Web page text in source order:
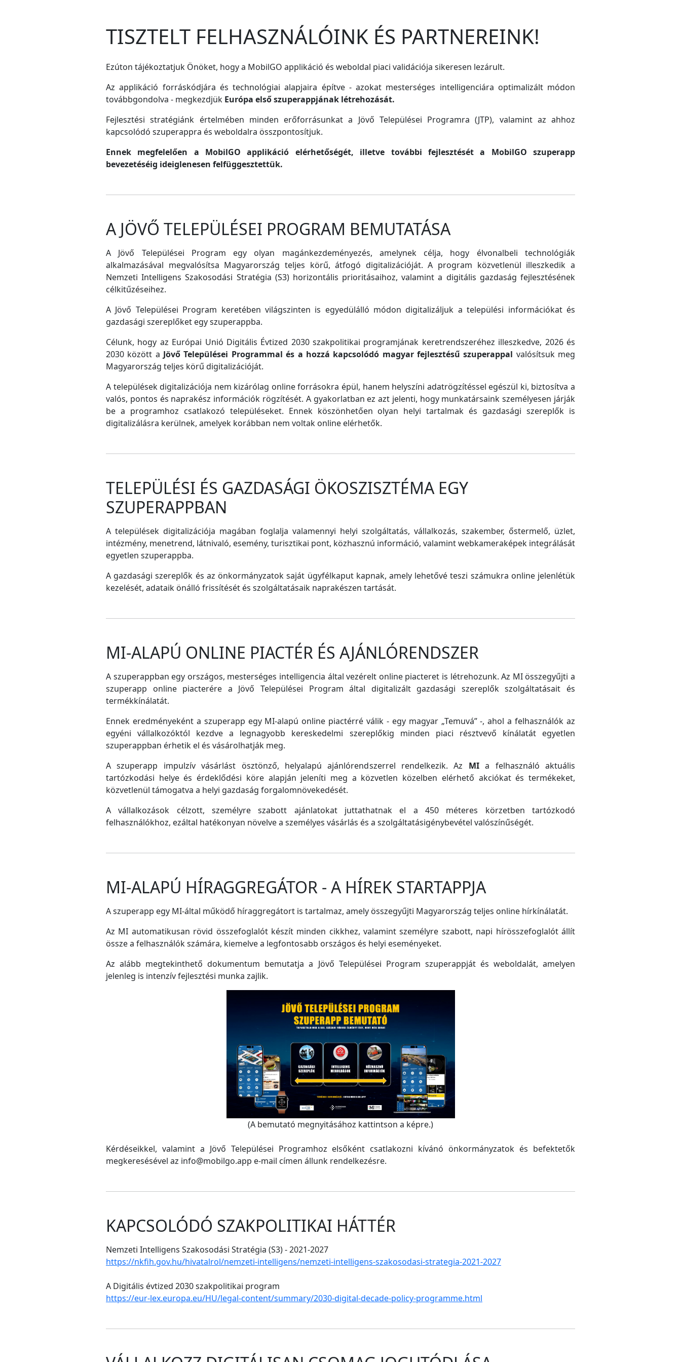
TISZTELT FELHASZNÁLÓINK ÉS PARTNEREINK!
Ezúton tájékoztatjuk Önöket, hogy a MobilGO applikáció és weboldal piaci validációja sikeresen lezárult.
Az applikáció forráskódjára és technológiai alapjaira építve - azokat mesterséges intelligenciára optimalizált módon
továbbgondolva - megkezdjük Európa első szuperappjának létrehozását.
Fejlesztési stratégiánk értelmében minden erőforrásunkat a Jövő Települései Programra (JTP), valamint az ahhoz
kapcsolódó szuperappra és weboldalra összpontosítjuk.
Ennek megfelelően a MobilGO applikáció elérhetőségét, illetve további fejlesztését a MobilGO szuperapp
bevezetéséig ideiglenesen felfüggesztettük.
A JÖVŐ TELEPÜLÉSEI PROGRAM BEMUTATÁSA
A Jövő Települései Program egy olyan magánkezdeményezés, amelynek célja, hogy élvonalbeli technológiák
alkalmazásával megvalósítsa Magyarország teljes körű, átfogó digitalizációját. A program közvetlenül illeszkedik a
Nemzeti Intelligens Szakosodási Stratégia (S3) horizontális prioritásaihoz, valamint a digitális gazdaság fejlesztésének
célkitűzéseihez.
A Jövő Települései Program keretében világszinten is egyedülálló módon digitalizáljuk a települési információkat és
gazdasági szereplőket egy szuperappba.
Célunk, hogy az Európai Unió Digitális Évtized 2030 szakpolitikai programjának keretrendszeréhez illeszkedve, 2026 és
2030 között a Jövő Települései Programmal és a hozzá kapcsolódó magyar fejlesztésű szuperappal valósítsuk meg
Magyarország teljes körű digitalizációját.
A települések digitalizációja nem kizárólag online forrásokra épül, hanem helyszíni adatrögzítéssel egészül ki, biztosítva a
valós, pontos és naprakész információk rögzítését. A gyakorlatban ez azt jelenti, hogy munkatársaink személyesen járják
be a programhoz csatlakozó településeket. Ennek köszönhetően olyan helyi tartalmak és gazdasági szereplők is
digitalizálásra kerülnek, amelyek korábban nem voltak online elérhetők.
TELEPÜLÉSI ÉS GAZDASÁGI ÖKOSZISZTÉMA EGY
SZUPERAPPBAN
A települések digitalizációja magában foglalja valamennyi helyi szolgáltatás, vállalkozás, szakember, őstermelő, üzlet,
intézmény, menetrend, látnivaló, esemény, turisztikai pont, közhasznú információ, valamint webkameraképek integrálását
egyetlen szuperappba.
A gazdasági szereplők és az önkormányzatok saját ügyfélkaput kapnak, amely lehetővé teszi számukra online jelenlétük
kezelését, adataik önálló frissítését és szolgáltatásaik naprakészen tartását.
MI-ALAPÚ ONLINE PIACTÉR ÉS AJÁNLÓRENDSZER
A szuperappban egy országos, mesterséges intelligencia által vezérelt online piacteret is létrehozunk. Az MI összegyűjti a
szuperapp online piacterére a Jövő Települései Program által digitalizált gazdasági szereplők szolgáltatásait és
termékkínálatát.
Ennek eredményeként a szuperapp egy MI-alapú online piactérré válik - egy magyar „Temuvá” -, ahol a felhasználók az
egyéni vállalkozóktól kezdve a legnagyobb kereskedelmi szereplőkig minden piaci résztvevő kínálatát egyetlen
szuperappban érhetik el és vásárolhatják meg.
A szuperapp impulzív vásárlást ösztönző, helyalapú ajánlórendszerrel rendelkezik. Az MIa felhasználó aktuális
tartózkodási helye és érdeklődési köre alapján jeleníti meg a közvetlen közelben elérhető akciókat és termékeket,
közvetlenül támogatva a helyi gazdaság forgalomnövekedését.
A vállalkozások célzott, személyre szabott ajánlatokat juttathatnak el a 450 méteres körzetben tartózkodó
felhasználókhoz, ezáltal hatékonyan növelve a személyes vásárlás és a szolgáltatásigénybevétel valószínűségét.
MI-ALAPÚ HÍRAGGREGÁTOR - A HÍREK STARTAPPJA
A szuperapp egy MI-által működő híraggregátort is tartalmaz, amely összegyűjti Magyarország teljes online hírkínálatát.
Az MI automatikusan rövid összefoglalót készít minden cikkhez, valamint személyre szabott, napi hírösszefoglalót állít
össze a felhasználók számára, kiemelve a legfontosabb országos és helyi eseményeket.
Az alább megtekinthető dokumentum bemutatja a Jövő Települései Program szuperappját és weboldalát, amelyen
jelenleg is intenzív fejlesztési munka zajlik.
(A bemutató megnyitásához kattintson a képre.)
Kérdéseikkel, valamint a Jövő Települései Programhoz elsőként csatlakozni kívánó önkormányzatok és befektetők
megkeresésével az info@mobilgo.app e-mail címen állunk rendelkezésre.
KAPCSOLÓDÓ SZAKPOLITIKAI HÁTTÉR
Nemzeti Intelligens Szakosodási Stratégia (S3) - 2021-2027
https://nkfih.gov.hu/hivatalrol/nemzeti-intelligens/nemzeti-intelligens-szakosodasi-strategia-2021-2027
A Digitális évtized 2030 szakpolitikai program
https://eur-lex.europa.eu/HU/legal-content/summary/2030-digital-decade-policy-programme.html